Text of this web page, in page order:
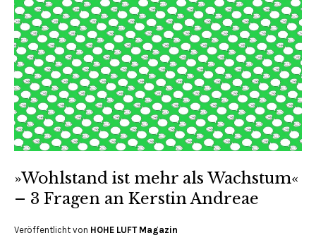
»Wohlstand ist mehr als Wachstum«
– 3 Fragen an Kerstin Andreae
Veröffentlicht von HOHE LUFT Magazin